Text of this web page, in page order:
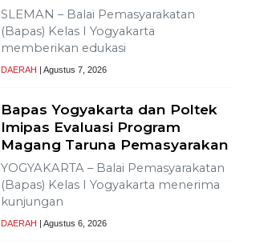
SLEMAN – Balai Pemasyarakatan
(Bapas) Kelas I Yogyakarta
memberikan edukasi
DAERAH | Agustus 7, 2026
Bapas Yogyakarta dan Poltek
Imipas Evaluasi Program
Magang Taruna Pemasyarakan
YOGYAKARTA – Balai Pemasyarakatan
(Bapas) Kelas I Yogyakarta menerima
kunjungan
DAERAH | Agustus 6, 2026